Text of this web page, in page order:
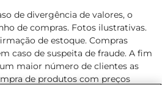
de divergência de valores, o
de compras. Fotos ilustrativas.
de estoque. Compras
caso de suspeita de fraude. A fim
maior número de clientes as
de produtos com preços